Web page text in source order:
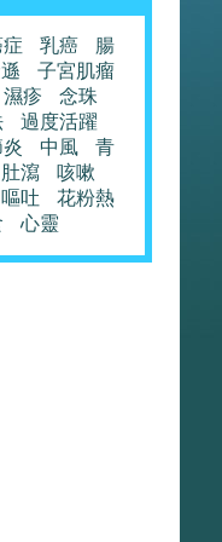
乳癌
腸
子宮肌瘤
濕疹
念珠
過度活躍
中風
青
肚瀉
咳嗽
嘔吐
花粉熱
心靈